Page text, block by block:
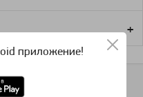
приложение!